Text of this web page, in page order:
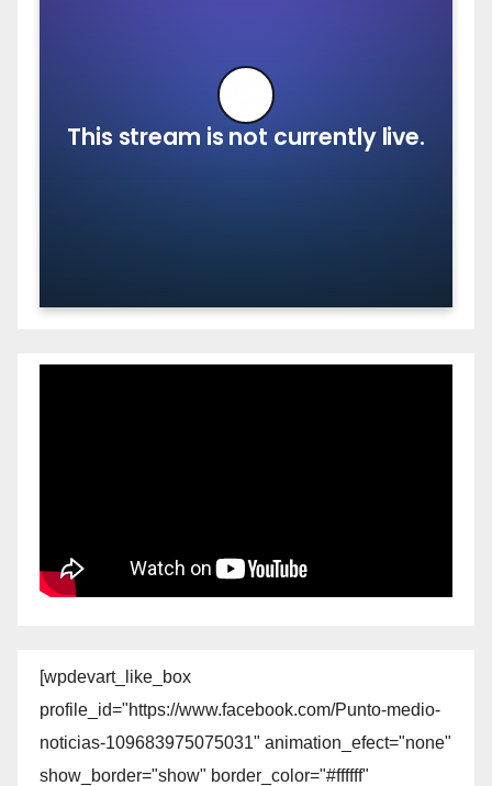
[wpdevart_like_box
profile_id="https://www.facebook.com/Punto-medio-
noticias-109683975075031" animation_efect="none"
show_border="show" border_color="#ffffff"